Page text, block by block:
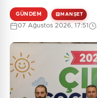
GÜNDEM MANŞET
07 Ağustos 2026, 17:51